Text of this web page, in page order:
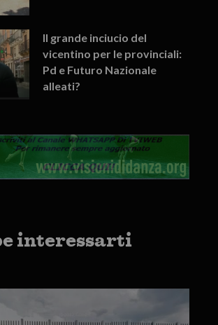
Il grande inciucio del
vicentino per le provinciali:
Pd e Futuro Nazionale
alleati?
interessarti